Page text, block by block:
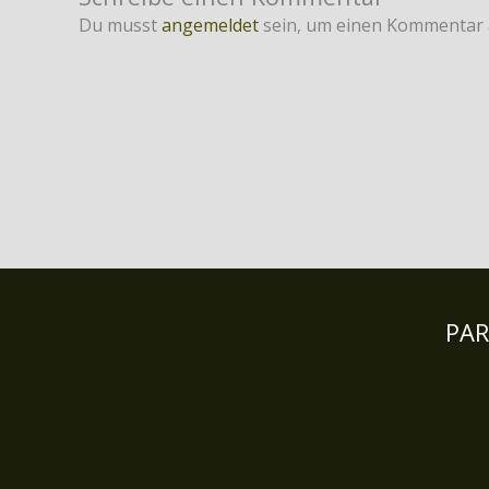
Du musstangemeldet sein, um einen Kommentar